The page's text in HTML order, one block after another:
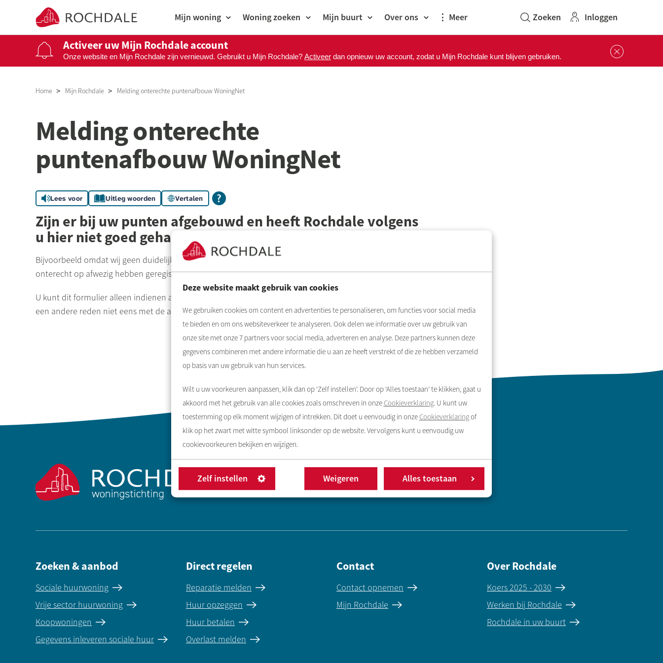
Deze website maakt gebruik van cookies
We gebruiken cookies om content en advertenties te personaliseren, om functies voor social media
te bieden en om ons websiteverkeer te analyseren. Ook delen we informatie over uw gebruik van
onze site met onze7 partners voor social media, adverteren en analyse. Deze partners kunnen deze
gegevens combineren met andere informatie die u aan ze heeft verstrekt of die ze hebben verzameld
op basis van uw gebruik van hun services.
Wilt u uw voorkeuren aanpassen, klik dan op ‘Zelf instellen’. Door op ‘Alles toestaan’ te klikken, gaat u
akkoord met het gebruik van alle cookies zoals omschreven in onze Cookieverklaring. U kunt uw
toestemming op elk moment wijzigen of intrekken. Dit doet u eenvoudig in onze Cookieverklaringof
klik op het zwart met witte symbool linksonder op de website. Vervolgens kunt u eenvoudig uw
cookievoorkeuren bekijken en wijzigen.
Zelf instellen Weigeren Alles toestaan
Naar de homepage Mijn woning Woning zoeken Mijn buurt Over ons Meer Inloggen
Activeer uw Mijn Rochdale account
Onze website en Mijn Rochdale zijn vernieuwd. Gebruikt u Mijn Rochdale? Activeer dan opnieuw uw account, zodat u Mijn Rochdale kunt blijven gebruiken.
Home Mijn Rochdale Melding onterechte puntenafbouw WoningNet
Melding onterechte
puntenafbouw WoningNet
Lees voor Uitleg woorden Vertalen
Zijn er bij uw punten afgebouwd en heeft Rochdale volgens
u hier niet goed gehandeld?
Bijvoorbeeld omdat wij geen duidelijke of volledige informatie in de advertentie hebben vermeld of u
onterecht op afwezig hebben geregistreerd? Laat het ons dan weten en vul dit formulier in.
U kunt dit formulier alleen indienen als u vindt dat Rochdale verkeerd heeft gehandeld. Bent u het om
een andere reden niet eens met de afbouw van puntenmaak dan een melding bij uw gemeente
Volgende
Zoeken & aanbod
Sociale huurwoning
Vrije sector huurwoning
Koopwoningen
Gegevens inleveren sociale huur
Direct regelen
Reparatie melden
Huur opzeggen
Huur betalen
Overlast melden
Contact
Contact opnemen
Mijn Rochdale
Over Rochdale
Koers 2025 - 2030
Werken bij Rochdale
Rochdale in uw buurt